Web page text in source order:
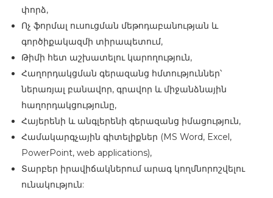
փորձ,
Ոչ ֆորմալ ուսուցման մեթոդաբանության և
գործիքակազմի տիրապետում,
Թիմի հետ աշխատելու կարողություն,
Հաղորդակցման գերազանց հմտություններ՝
ներառյալ բանավոր, գրավոր և միջանձնային
հաղորդակցությունը,
Հայերենի և անգլերենի գերազանց իմացություն,
Համակարգչային գիտելիքներ (MS Word, Excel,
PowerPoint, web applications),
Տարբեր իրավիճակներում արագ կողմնորոշվելու
ունակություն: